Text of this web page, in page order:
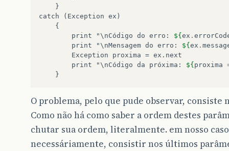
}
catch
(Exception
print
"\nCódigo do erro: ${ ex .
print
"\nMensagem do erro: ${ ex .
Exception
proxima =
print
"\nCódigo da próxima: ${ proxima
O problema, pelo que pude observar, consiste
Como não há como saber a ordem destes
chutar sua ordem, literalmente. em nosso
necessáriamente, consistir nos últimos